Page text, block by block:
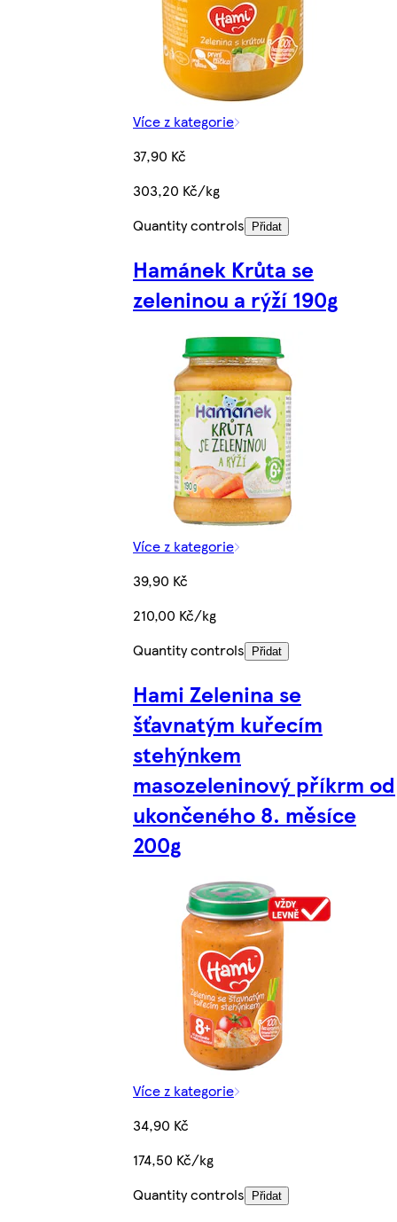
Více z kategorie
37,90 Kč
303,20 Kč/kg
Quantity controls
Přidat
Hamánek Krůta se
zeleninou a rýží 190g
Více z kategorie
39,90 Kč
210,00 Kč/kg
Quantity controls
Přidat
Hami Zelenina se
šťavnatým kuřecím
stehýnkem
masozeleninový příkrm od
ukončeného 8. měsíce
200g
Více z kategorie
34,90 Kč
174,50 Kč/kg
Quantity controls
Přidat